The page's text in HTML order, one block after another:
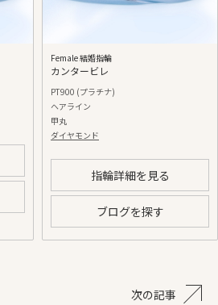
Female 結婚指輪
カンタービレ
PT900 (プラチナ)
ヘアライン
甲丸
ダイヤモンド
指輪詳細を見る
ブログを探す
次の記事